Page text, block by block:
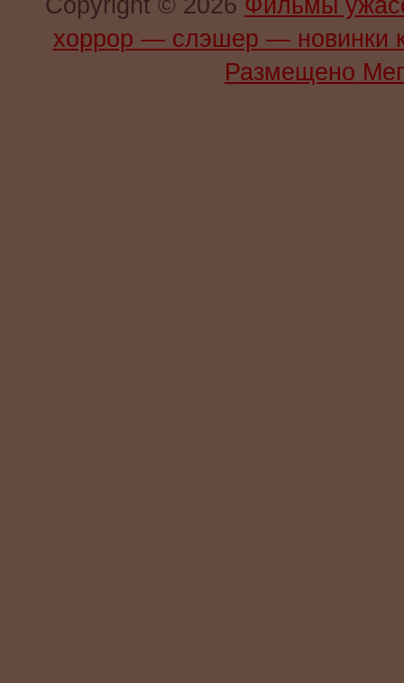
Copyright © 2026 Фильмы
хоррор — слэшер —
Размещено